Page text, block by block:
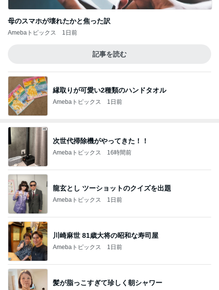
母のスマホが壊れたかと焦った訳
Amebaトピックス 1日前
記事を読む
縁取りが可愛い2種類のハンドタオル
Amebaトピックス 1日前
次世代掃除機がやってきた！！
Amebaトピックス 16時間前
龍玄とし ツーショットのクイズを出題
Amebaトピックス 1日前
川崎麻世 81歳大将の昭和な寿司屋
Amebaトピックス 1日前
髪が脂っこすぎて珍しく朝シャワー